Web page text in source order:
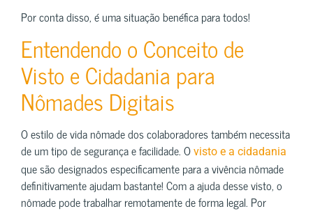
Por conta disso, é uma situação benéfica para todos!
Entendendo o Conceito de
Visto e Cidadania para
Nômades Digitais
O estilo de vida nômade dos colaboradores também necessita
de um tipo de segurança e facilidade. O visto e a cidadania
que são designados especificamente para a vivência nômade
definitivamente ajudam bastante! Com a ajuda desse visto, o
nômade pode trabalhar remotamente de forma legal. Por